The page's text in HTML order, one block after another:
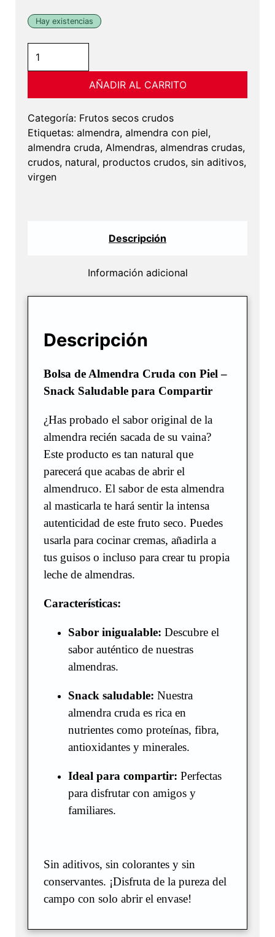
Hay existencias
con
1kg
cantidad
AÑADIR AL CARRITO
Categoría: Frutos secos crudos
Etiquetas: almendra, almendra con piel,
almendra cruda, Almendras, almendras crudas,
crudos, natural, productos crudos, sin aditivos,
virgen
Descripción
Información adicional
Descripción
Bolsa de Almendra Cruda con Piel –
Snack Saludable para Compartir
¿Has probado el sabor original de la
almendra recién sacada de su vaina?
Este producto es tan natural que
parecerá que acabas de abrir el
almendruco. El sabor de esta almendra
al masticarla te hará sentir la intensa
autenticidad de este fruto seco. Puedes
usarla para cocinar cremas, añadirla a
tus guisos o incluso para crear tu propia
leche de almendras.
Características:
Sabor inigualable: Descubre el
sabor auténtico de nuestras
almendras.
Snack saludable: Nuestra
almendra cruda es rica en
nutrientes como proteínas, fibra,
antioxidantes y minerales.
Ideal para compartir: Perfectas
para disfrutar con amigos y
familiares.
Sin aditivos, sin colorantes y sin
conservantes. ¡Disfruta de la pureza del
campo con solo abrir el envase!